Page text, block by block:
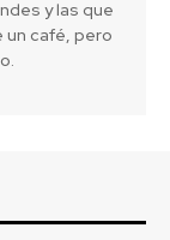
y las que
un café, pero